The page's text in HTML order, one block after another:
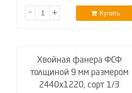
- + Купить
Хвойная фанера ФСФ
толщиной 9 мм размером
2440х1220, сорт 1/3